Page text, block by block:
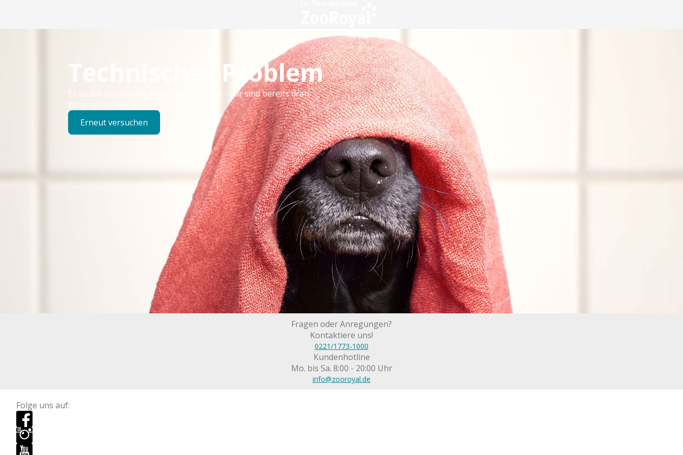
Technisches Problem
Es ist ein technischer Fehler aufgetreten – wir sind bereits dran.
Bitte versuchen Sie es später erneut.
Erneut versuchen
Fragen oder Anregungen?
Kontaktiere uns!
0221/1773-1000
Kundenhotline
Mo. bis Sa. 8:00 - 20:00 Uhr
info@zooroyal.de
Folge uns auf: